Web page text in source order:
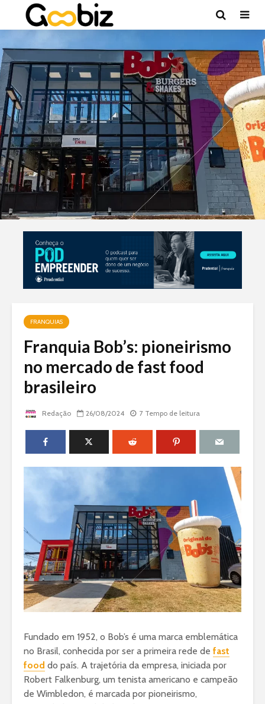
FRANQUIAS
Franquia Bob’s: pioneirismo
no mercado de fast food
brasileiro
Redação 26/08/2024 7 Tempo de leitura
Fundado em 1952, o Bob’s é uma marca emblemática
no Brasil, conhecida por ser a primeira rede de fast
food do país. A trajetória da empresa, iniciada por
Robert Falkenburg, um tenista americano e campeão
de Wimbledon, é marcada por pioneirismo,